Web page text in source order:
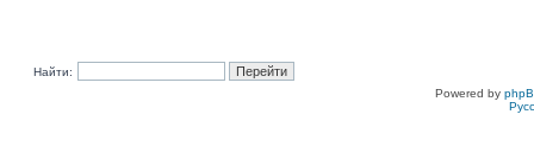
Найти:
Powered by